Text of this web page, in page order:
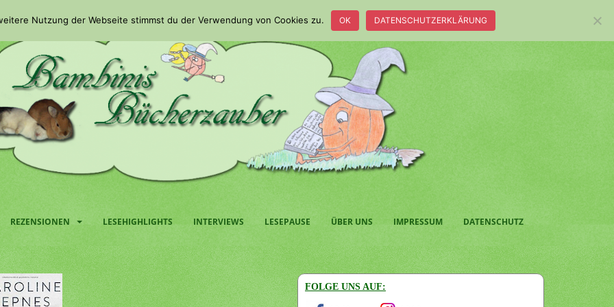
REZENSIONEN LESEHIGHLIGHTS INTERVIEWS LESEPAUSE ÜBER UNS IMPRESSUM DATENSCHUTZ
FOLGE UNS AUF:
Nutzung der Webseite stimmst du der Verwendung von Cookies zu. OK DATENSCHUTZERKLÄRUNG